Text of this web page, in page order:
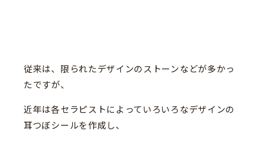
従来は、限られたデザインのストーンなどが多かっ
たですが、
近年は各セラピストによっていろいろなデザインの
耳つぼシールを作成し、